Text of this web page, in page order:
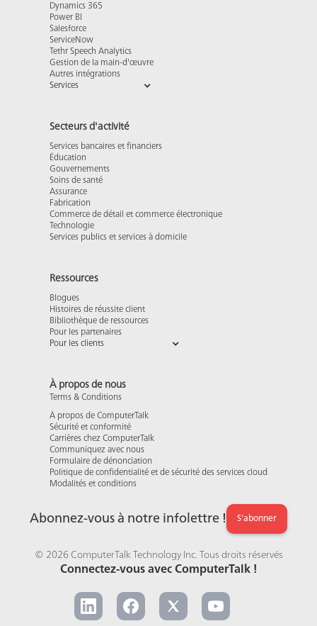
Dynamics 365
Power BI
Salesforce
ServiceNow
Tethr Speech Analytics
Gestion de la main-d'œuvre
Autres intégrations
Services
Secteurs d'activité
Services bancaires et financiers
Éducation
Gouvernements
Soins de santé
Assurance
Fabrication
Commerce de détail et commerce électronique
Technologie
Services publics et services à domicile
Ressources
Blogues
Histoires de réussite client
Bibliothèque de ressources
Pour les partenaires
Pour les clients
À propos de nous
Terms & Conditions
À propos de ComputerTalk
Sécurité et conformité
Carrières chez ComputerTalk
Communiquez avec nous
Formulaire de dénonciation
Politique de confidentialité et de sécurité des services cloud
Modalités et conditions
Abonnez-vous à notre infolettre ! S'abonner
© 2026 ComputerTalk Technology Inc. Tous droits réservés
Connectez-vous avec ComputerTalk !